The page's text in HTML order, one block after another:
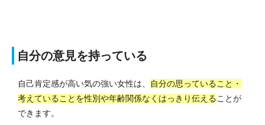
自分の意見を持っている
自己肯定感が高い気の強い女性は、
自分の思っていること・
考えていることを性別や年齢関係なくはっきり伝える ことが
できます。